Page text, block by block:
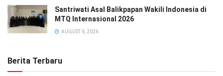
Santriwati Asal Balikpapan Wakili Indonesia di
MTQ Internasional 2026
AUGUST 6, 2026
Berita Terbaru